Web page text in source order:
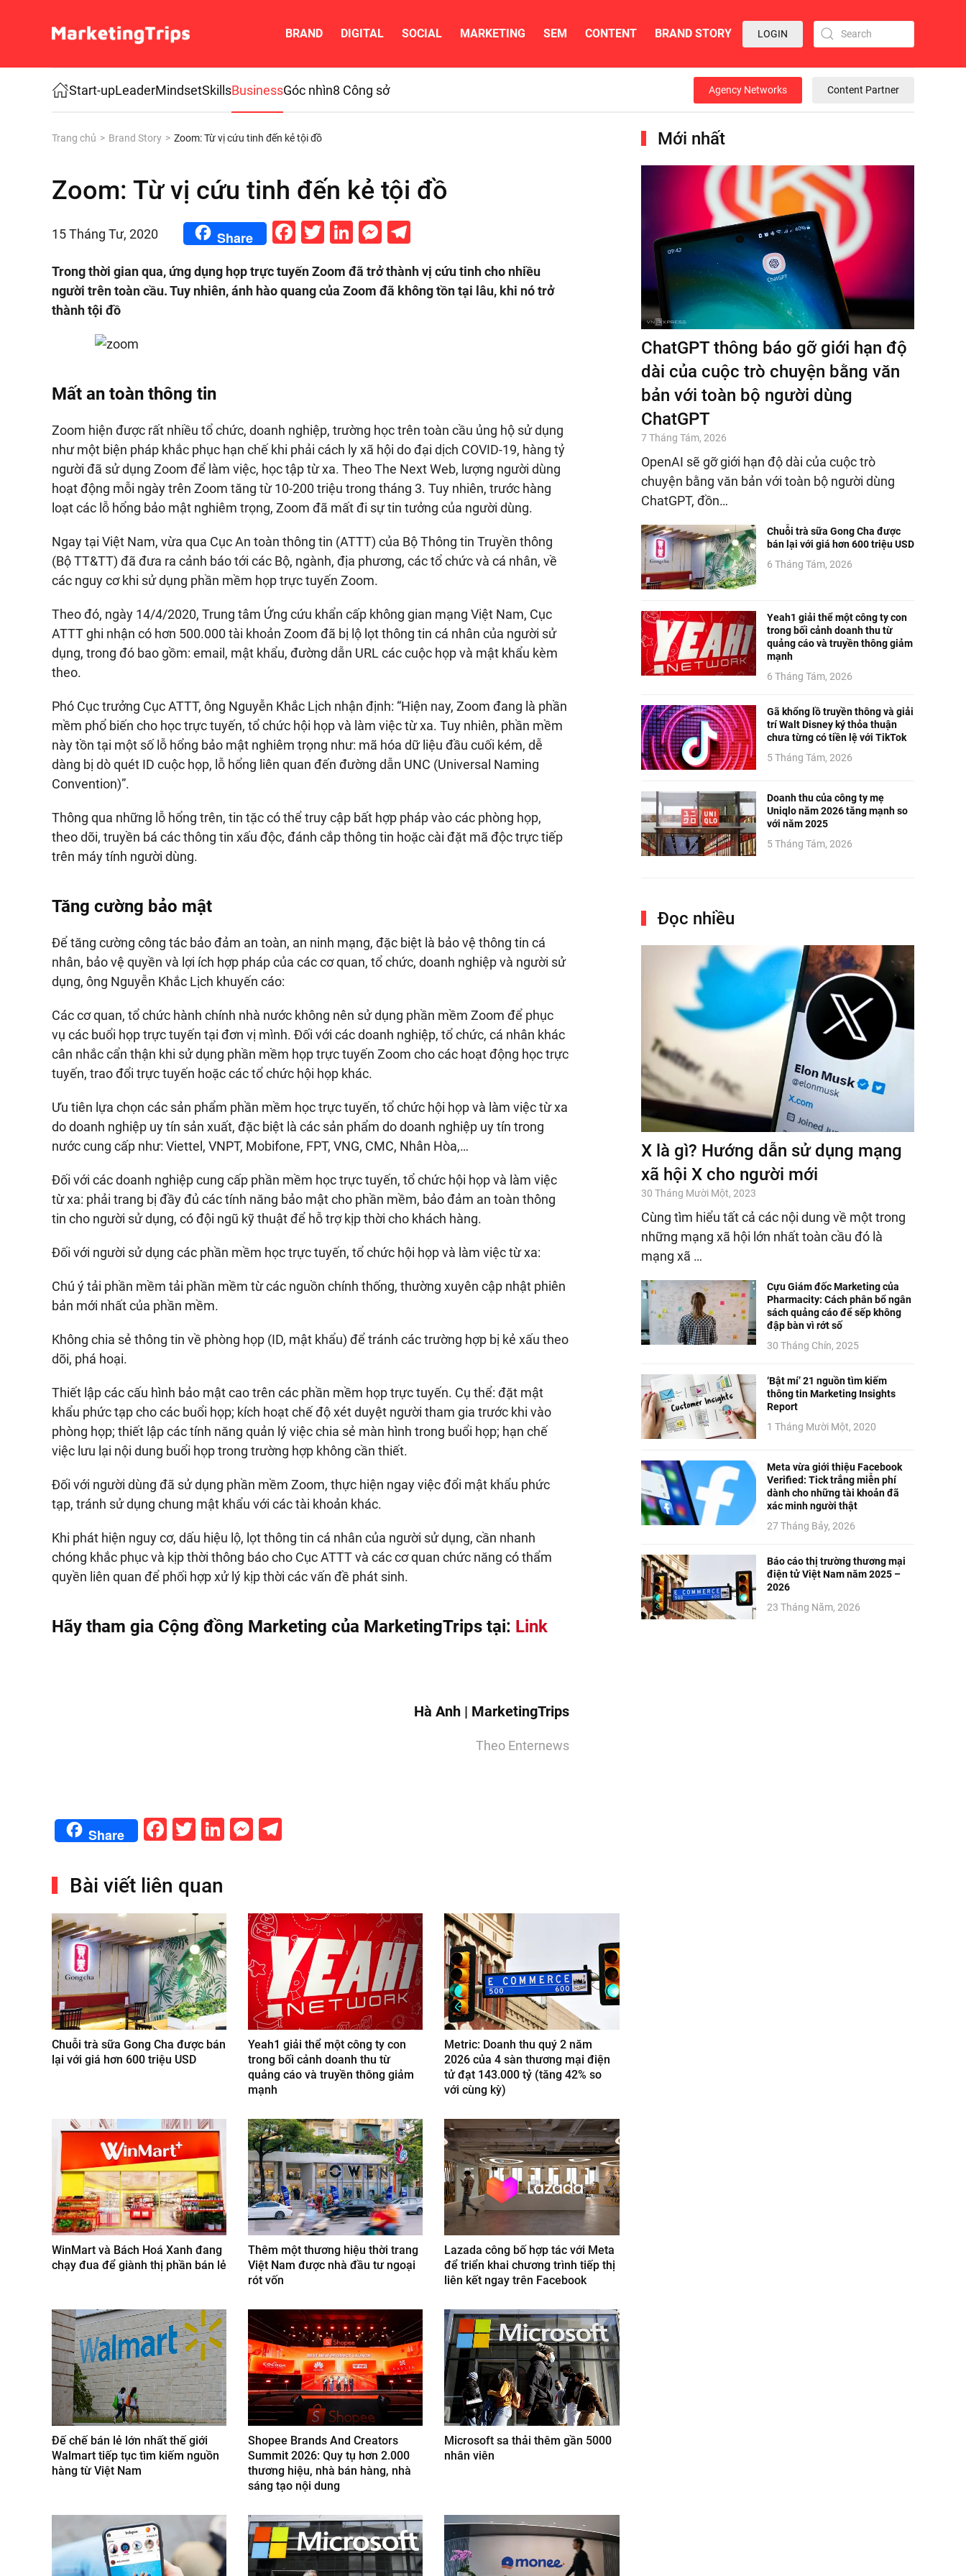
Skip to main content
BRAND DIGITAL SOCIAL MARKETING SEM CONTENT BRAND STORY LOGIN
Start-upLeaderMindsetSkillsBusinessGóc nhìn8 Công sở Agency Networks Content Partner
Trang chủ Brand Story Zoom: Từ vị cứu tinh đến kẻ tội đồ
Zoom: Từ vị cứu tinh đến kẻ tội đồ
15 Tháng Tư, 2020 Share Facebook
Twitter
LinkedIn
Messenger
Telegram
Trong thời gian qua, ứng dụng họp trực tuyến Zoom đã trở thành vị cứu tinh cho nhiều
người trên toàn cầu. Tuy nhiên, ánh hào quang của Zoom đã không tồn tại lâu, khi nó trở
thành tội đồ
Mất an toàn thông tin
Zoom hiện được rất nhiều tổ chức, doanh nghiệp, trường học trên toàn cầu ủng hộ sử dụng
như một biện pháp khắc phục hạn chế khi phải cách ly xã hội do đại dịch COVID-19, hàng tỷ
người đã sử dụng Zoom để làm việc, học tập từ xa. Theo The Next Web, lượng người dùng
hoạt động mỗi ngày trên Zoom tăng từ 10-200 triệu trong tháng 3. Tuy nhiên, trước hàng
loạt các lỗ hổng bảo mật nghiêm trọng, Zoom đã mất đi sự tin tưởng của người dùng.
Ngay tại Việt Nam, vừa qua Cục An toàn thông tin (ATTT) của Bộ Thông tin Truyền thông
(Bộ TT&TT) đã đưa ra cảnh báo tới các Bộ, ngành, địa phương, các tổ chức và cá nhân, về
các nguy cơ khi sử dụng phần mềm họp trực tuyến Zoom.
Theo đó, ngày 14/4/2020, Trung tâm Ứng cứu khẩn cấp không gian mạng Việt Nam, Cục
ATTT ghi nhận có hơn 500.000 tài khoản Zoom đã bị lộ lọt thông tin cá nhân của người sử
dụng, trong đó bao gồm: email, mật khẩu, đường dẫn URL các cuộc họp và mật khẩu kèm
theo.
Phó Cục trưởng Cục ATTT, ông Nguyễn Khắc Lịch nhận định: “Hiện nay, Zoom đang là phần
mềm phổ biến cho học trực tuyến, tổ chức hội họp và làm việc từ xa. Tuy nhiên, phần mềm
này tồn tại một số lỗ hổng bảo mật nghiêm trọng như: mã hóa dữ liệu đầu cuối kém, dễ
dàng bị dò quét ID cuộc họp, lỗ hổng liên quan đến đường dẫn UNC (Universal Naming
Convention)”.
Thông qua những lỗ hổng trên, tin tặc có thể truy cập bất hợp pháp vào các phòng họp,
theo dõi, truyền bá các thông tin xấu độc, đánh cắp thông tin hoặc cài đặt mã độc trực tiếp
trên máy tính người dùng.
Tăng cường bảo mật
Để tăng cường công tác bảo đảm an toàn, an ninh mạng, đặc biệt là bảo vệ thông tin cá
nhân, bảo vệ quyền và lợi ích hợp pháp của các cơ quan, tổ chức, doanh nghiệp và người sử
dụng, ông Nguyễn Khắc Lịch khuyến cáo:
Các cơ quan, tổ chức hành chính nhà nước không nên sử dụng phần mềm Zoom để phục
vụ các buổi họp trực tuyến tại đơn vị mình. Đối với các doanh nghiệp, tổ chức, cá nhân khác
cân nhắc cẩn thận khi sử dụng phần mềm họp trực tuyến Zoom cho các hoạt động học trực
tuyến, trao đổi trực tuyến hoặc các tổ chức hội họp khác.
Ưu tiên lựa chọn các sản phẩm phần mềm học trực tuyến, tổ chức hội họp và làm việc từ xa
do doanh nghiệp uy tín sản xuất, đặc biệt là các sản phẩm do doanh nghiệp uy tín trong
nước cung cấp như: Viettel, VNPT, Mobifone, FPT, VNG, CMC, Nhân Hòa,…
Đối với các doanh nghiệp cung cấp phần mềm học trực tuyến, tổ chức hội họp và làm việc
từ xa: phải trang bị đầy đủ các tính năng bảo mật cho phần mềm, bảo đảm an toàn thông
tin cho người sử dụng, có đội ngũ kỹ thuật để hỗ trợ kịp thời cho khách hàng.
Đối với người sử dụng các phần mềm học trực tuyến, tổ chức hội họp và làm việc từ xa:
Chú ý tải phần mềm tải phần mềm từ các nguồn chính thống, thường xuyên cập nhật phiên
bản mới nhất của phần mềm.
Không chia sẻ thông tin về phòng họp (ID, mật khẩu) để tránh các trường hợp bị kẻ xấu theo
dõi, phá hoại.
Thiết lập các cấu hình bảo mật cao trên các phần mềm họp trực tuyến. Cụ thể: đặt mật
khẩu phức tạp cho các buổi họp; kích hoạt chế độ xét duyệt người tham gia trước khi vào
phòng họp; thiết lập các tính năng quản lý việc chia sẻ màn hình trong buổi họp; hạn chế
việc lưu lại nội dung buổi họp trong trường hợp không cần thiết.
Đối với người dùng đã sử dụng phần mềm Zoom, thực hiện ngay việc đổi mật khẩu phức
tạp, tránh sử dụng chung mật khẩu với các tài khoản khác.
Khi phát hiện nguy cơ, dấu hiệu lộ, lọt thông tin cá nhân của người sử dụng, cần nhanh
chóng khắc phục và kịp thời thông báo cho Cục ATTT và các cơ quan chức năng có thẩm
quyền liên quan để phối hợp xử lý kịp thời các vấn đề phát sinh.
Hãy tham gia Cộng đồng Marketing của MarketingTrips tại: Link
Hà Anh | MarketingTrips
Theo Enternews
Share Facebook
Twitter
LinkedIn
Messenger
Bài viết liên quan
Chuỗi trà sữa Gong Cha được bán
lại với giá hơn 600 triệu USD
Yeah1 giải thể một công ty con
trong bối cảnh doanh thu từ
quảng cáo và truyền thông giảm
mạnh
Metric: Doanh thu quý 2 năm
2026 của 4 sàn thương mại điện
tử đạt 143.000 tỷ (tăng 42% so
với cùng kỳ)
WinMart và Bách Hoá Xanh đang
chạy đua để giành thị phần bán lẻ
Thêm một thương hiệu thời trang
Việt Nam được nhà đầu tư ngoại
rót vốn
Lazada công bố hợp tác với Meta
để triển khai chương trình tiếp thị
liên kết ngay trên Facebook
Đế chế bán lẻ lớn nhất thế giới
Walmart tiếp tục tìm kiếm nguồn
hàng từ Việt Nam
Shopee Brands And Creators
Summit 2026: Quy tụ hơn 2.000
thương hiệu, nhà bán hàng, nhà
sáng tạo nội dung
Microsoft sa thải thêm gần 5000
nhân viên
Mới nhất
ChatGPT thông báo gỡ giới hạn độ
dài của cuộc trò chuyện bằng văn
bản với toàn bộ người dùng
ChatGPT
7 Tháng Tám, 2026
OpenAI sẽ gỡ giới hạn độ dài của cuộc trò
chuyện bằng văn bản với toàn bộ người dùng
ChatGPT, đồn…
Chuỗi trà sữa Gong Cha được
bán lại với giá hơn 600 triệu USD
6 Tháng Tám, 2026
Yeah1 giải thể một công ty con
trong bối cảnh doanh thu từ
quảng cáo và truyền thông giảm
mạnh
6 Tháng Tám, 2026
Gã khổng lồ truyền thông và giải
trí Walt Disney ký thỏa thuận
chưa từng có tiền lệ với TikTok
5 Tháng Tám, 2026
Doanh thu của công ty mẹ
Uniqlo năm 2026 tăng mạnh so
với năm 2025
5 Tháng Tám, 2026
Đọc nhiều
X là gì? Hướng dẫn sử dụng mạng
xã hội X cho người mới
30 Tháng Mười Một, 2023
Cùng tìm hiểu tất cả các nội dung về một trong
những mạng xã hội lớn nhất toàn cầu đó là
mạng xã …
Cựu Giám đốc Marketing của
Pharmacity: Cách phân bổ ngân
sách quảng cáo để sếp không
đập bàn vì rớt số
30 Tháng Chín, 2025
‘Bật mí’ 21 nguồn tìm kiếm
thông tin Marketing Insights
Report
1 Tháng Mười Một, 2020
Meta vừa giới thiệu Facebook
Verified: Tick trắng miễn phí
dành cho những tài khoản đã
xác minh người thật
27 Tháng Bảy, 2026
Báo cáo thị trường thương mại
điện tử Việt Nam năm 2025 –
2026
23 Tháng Năm, 2026